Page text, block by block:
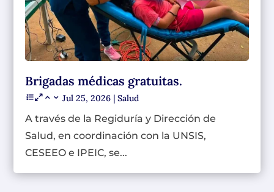
Brigadas médicas gratuitas.
Jul 25, 2026 |Salud
A través de la Regiduría y Dirección de
Salud, en coordinación con la UNSIS,
CESEEO e IPEIC, se...